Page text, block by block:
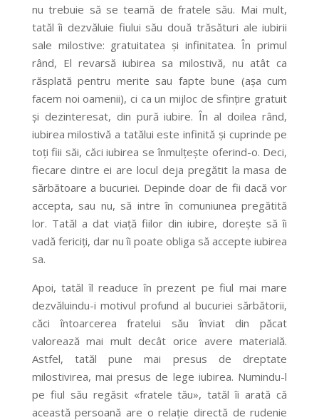
nu trebuie să se teamă de fratele său. Mai mult,
tatăl îi dezvăluie fiului său două trăsături ale iubirii
sale milostive: gratuitatea și infinitatea. În primul
rând, El revarsă iubirea sa milostivă, nu atât ca
răsplată pentru merite sau fapte bune (așa cum
facem noi oamenii), ci ca un mijloc de sfințire gratuit
și dezinteresat, din pură iubire. În al doilea rând,
iubirea milostivă a tatălui este infinită și cuprinde pe
toți fiii săi, căci iubirea se înmulțește oferind-o. Deci,
fiecare dintre ei are locul deja pregătit la masa de
sărbătoare a bucuriei. Depinde doar de fii dacă vor
accepta, sau nu, să intre în comuniunea pregătită
lor. Tatăl a dat viață fiilor din iubire, dorește să îi
vadă fericiți, dar nu îi poate obliga să accepte iubirea
sa.
Apoi, tatăl îl readuce în prezent pe fiul mai mare
dezvăluindu-i motivul profund al bucuriei sărbătorii,
căci întoarcerea fratelui său înviat din păcat
valorează mai mult decât orice avere materială.
Astfel, tatăl pune mai presus de dreptate
milostivirea, mai presus de lege iubirea. Numindu-l
pe fiul său regăsit «fratele tău», tatăl îi arată că
această persoană are o relație directă de rudenie